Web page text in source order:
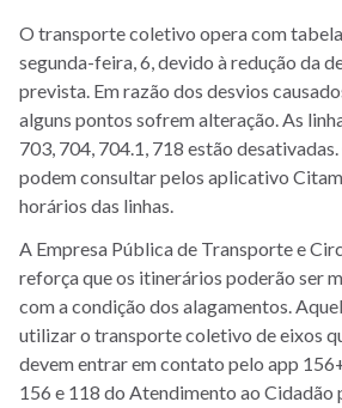
O transporte coletivo opera com
segunda-feira, 6, devido à redução da
prevista. Em razão dos desvios
alguns pontos sofrem alteração. As
703, 704, 704.1, 718 estão
podem consultar pelos aplicativo
horários das linhas.
A Empresa Pública de Transporte e
reforça que os itinerários poderão ser
com a condição dos alagamentos.
utilizar o transporte coletivo de eixos
devem entrar em contato pelo app
156 e 118 do Atendimento ao Cidadão